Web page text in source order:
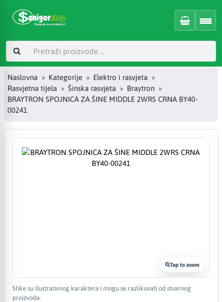
Naslovna Kategorije
Elektro i rasvjeta
Rasvjetna tijela
Šinska rasvjeta
Braytron
BRAYTRON SPOJNICA ZA ŠINE MIDDLE 2WRS CRNA BY40-
00241
Tap to zoom
Slike su ilustrativnog karaktera i mogu se razlikovati od stvarnog
proizvoda.